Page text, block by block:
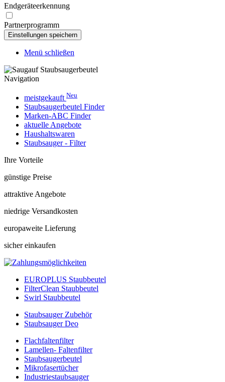
Endgeräteerkennung
Partnerprogramm
Menü schließen
Navigation
meistgekauft Neu
Staubsaugerbeutel Finder
Marken-ABC Finder
aktuelle Angebote
Haushaltswaren
Staubsauger - Filter
Ihre Vorteile
günstige Preise
attraktive Angebote
niedrige Versandkosten
europaweite Lieferung
sicher einkaufen
EUROPLUS Staubbeutel
FilterClean Staubbeutel
Swirl Staubbeutel
Staubsauger Zubehör
Staubsauger Deo
Flachfaltenfilter
Lamellen- Faltenfilter
Staubsaugerbeutel
Mikrofasertücher
Industriestaubsauger